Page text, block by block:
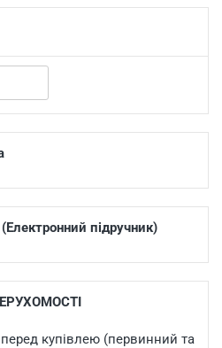
підручник)
перед купівлею (первинний та